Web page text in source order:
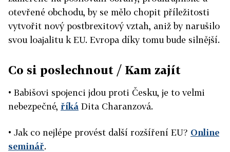
otevřené obchodu, by se mělo chopit příležitosti
vytvořit nový postbrexitový vztah, aniž by narušilo
svou loajalitu k EU. Evropa díky tomu bude silnější.
Co si poslechnout / Kam zajít
• Babišovi spojenci jdou proti Česku, je to velmi
nebezpečné, říká Dita Charanzová.
• Jak co nejlépe provést další rozšíření EU? Online
seminář.